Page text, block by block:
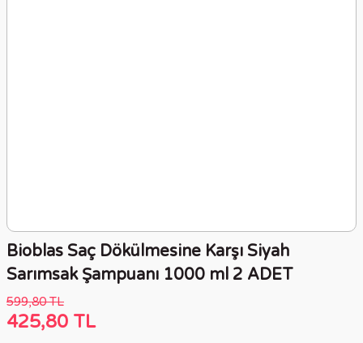
Bioblas Saç Dökülmesine Karşı Siyah
Sarımsak Şampuanı 1000 ml 2 ADET
599,80 TL
425,80 TL